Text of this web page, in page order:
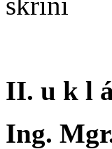
II. u k l
Ing.